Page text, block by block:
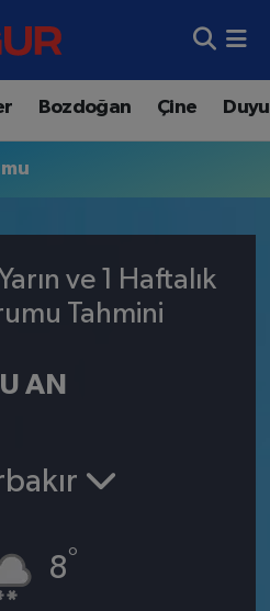
Bozdoğan Çine
ve 1 Haftalık
Tahmini
AN
8°
ve Fikstür